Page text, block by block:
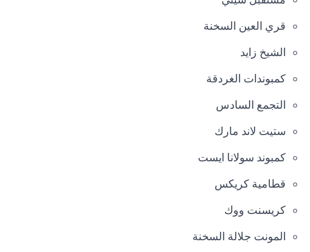
قري العين السخنة
الشيخ زايد
كمبوندات الغردقة
التجمع السادس
ستيت لاند مارك
كمبوند سولانا ايست
قطامية كريكس
كريسنت ووك
المونت جلالة السخنة